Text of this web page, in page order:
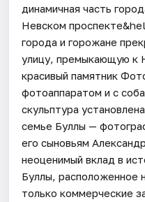
динамичная часть
Невском
города и горожане
улицу, премыкающую к
красивый памятник
фотоаппаратом и с
скульптура
семье Буллы —
его сыновьям
неоценимый вклад в
Буллы, расположенное
только коммерческие